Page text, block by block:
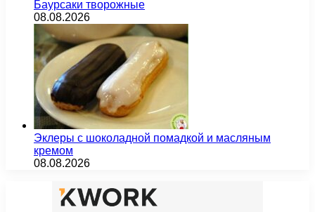
Баурсаки творожные
08.08.2026
Эклеры с шоколадной помадкой и масляным
кремом
08.08.2026